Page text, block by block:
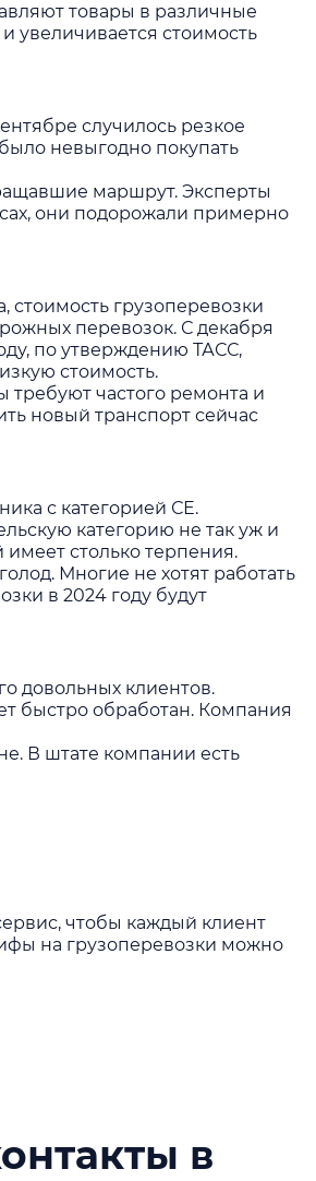
товары в различные
увеличивается стоимость
случилось резкое
невыгодно покупать
маршрут. Эксперты
они подорожали примерно
стоимость грузоперевозки
перевозок. С декабря
по утверждению ТАСС,
стоимость.
требуют частого ремонта и
новый транспорт сейчас
с категорией СЕ.
категорию не так уж и
столько терпения.
Многие не хотят работать
в 2024 году будут
довольных клиентов.
быстро обработан. Компания
В штате компании есть
чтобы каждый клиент
на грузоперевозки можно
в